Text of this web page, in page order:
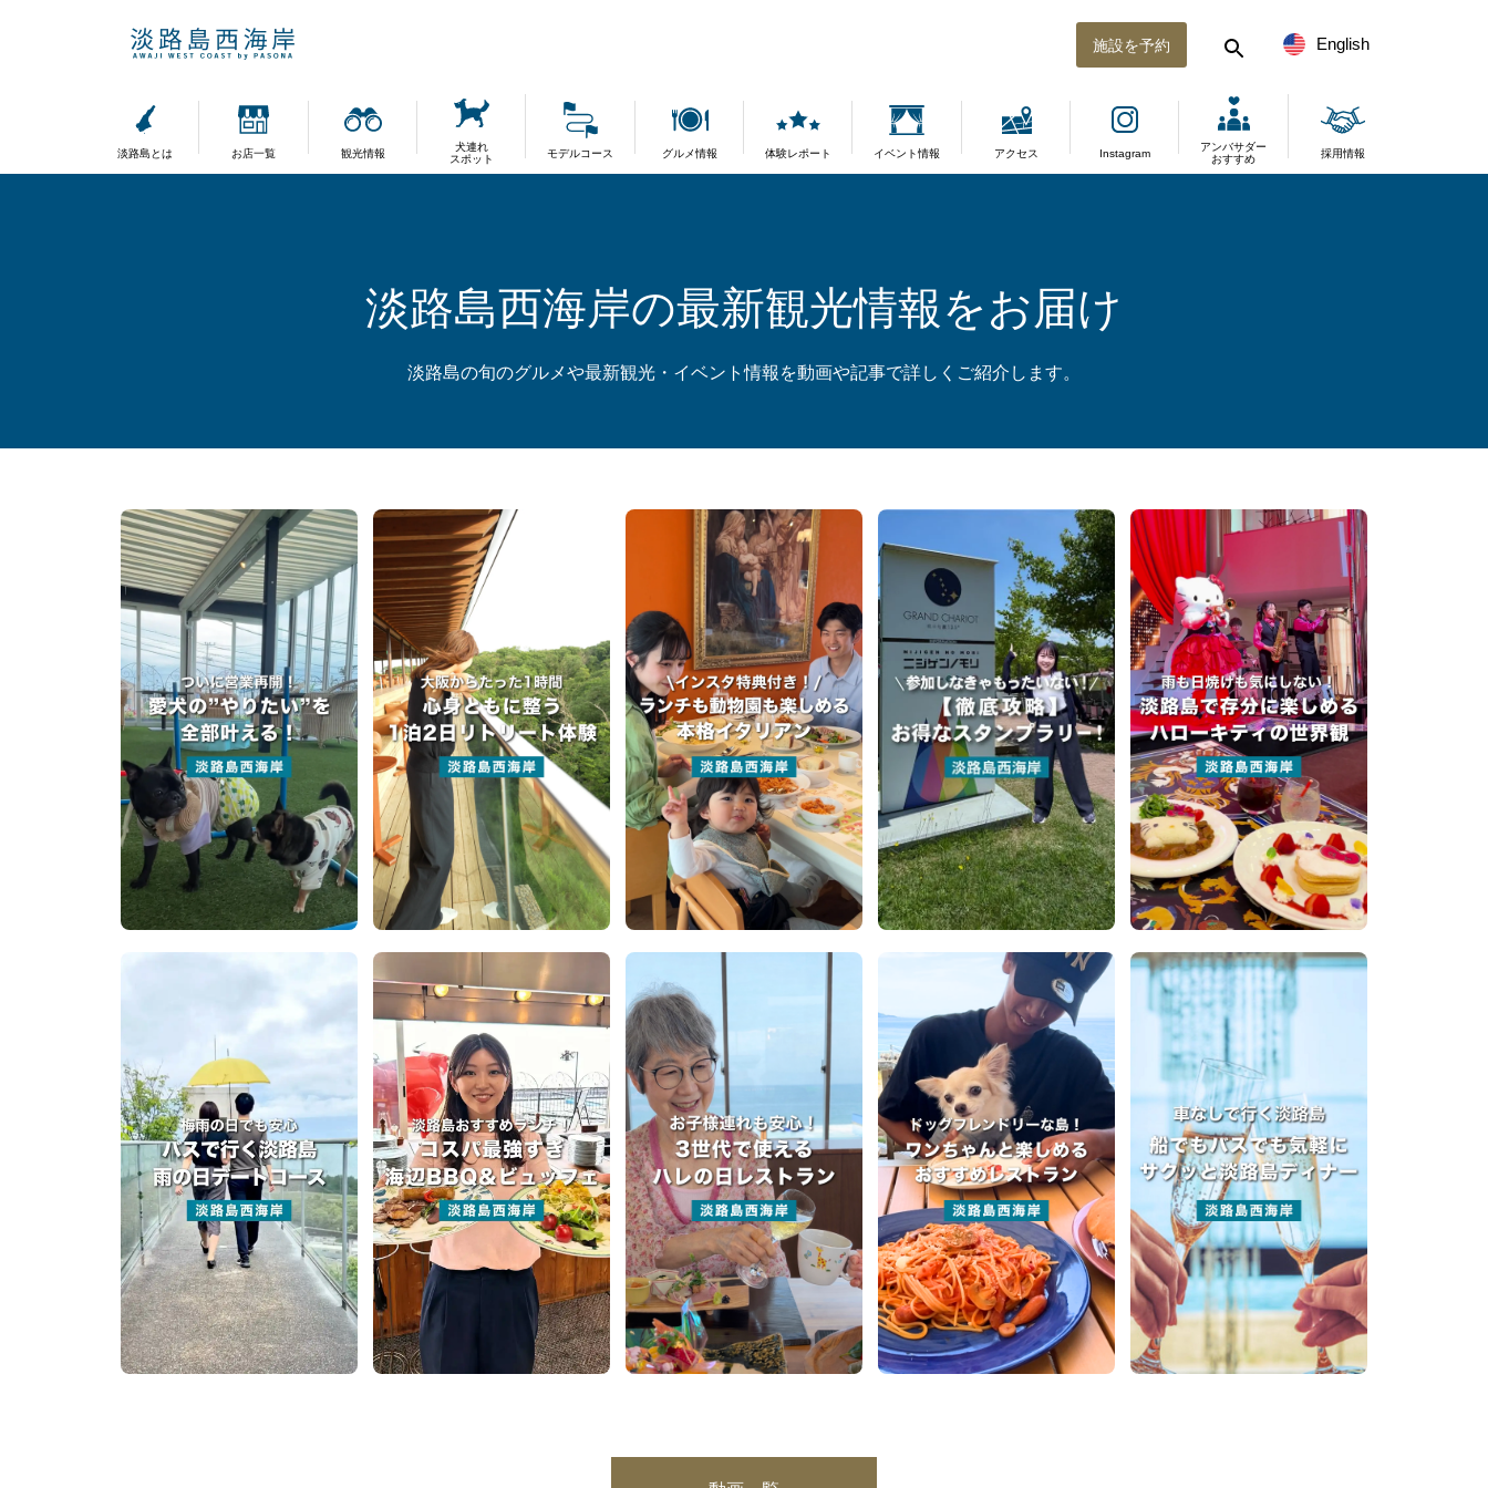
English
施設を予約
淡路島とは お店一覧 観光情報
犬連れ
スポット
モデルコース グルメ情報 体験レポート イベント情報 アクセス Instagram
アンバサダー
おすすめ
採用情報
淡路島西海岸の最新観光情報をお届け
淡路島の旬のグルメや最新観光・イベント情報を動画や記事で詳しくご紹介します。